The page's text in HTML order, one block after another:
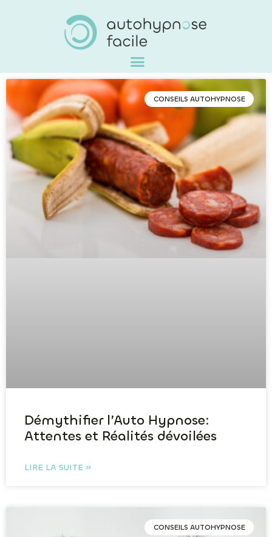
CONSEILS AUTOHYPNOSE
Démythifier l’Auto Hypnose:
Attentes et Réalités dévoilées
LIRE LA SUITE »
CONSEILS AUTOHYPNOSE